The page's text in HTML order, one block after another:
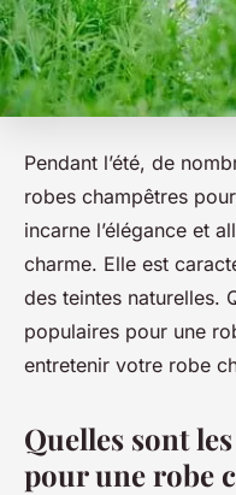
Pendant l’été, de
robes champêtres
incarne l’élégance et
charme. Elle est
des teintes naturelles.
populaires pour une
entretenir votre robe
Quelles sont
pour une robe